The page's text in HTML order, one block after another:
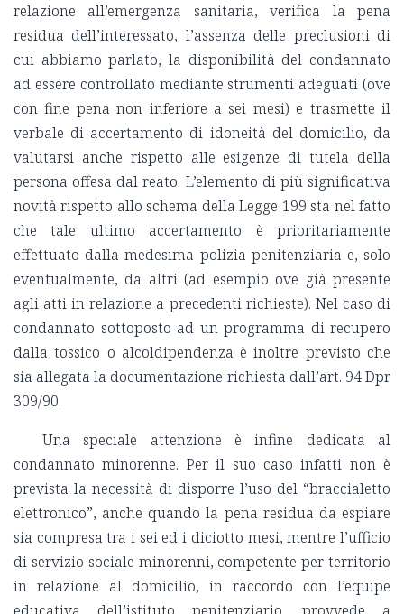
relazione all’emergenza sanitaria, verifica la pena
residua dell’interessato, l’assenza delle preclusioni di
cui abbiamo parlato, la disponibilità del condannato
ad essere controllato mediante strumenti adeguati (ove
con fine pena non inferiore a sei mesi) e trasmette il
verbale di accertamento di idoneità del domicilio, da
valutarsi anche rispetto alle esigenze di tutela della
persona offesa dal reato. L’elemento di più significativa
novità rispetto allo schema della Legge 199 sta nel fatto
che tale ultimo accertamento è prioritariamente
effettuato dalla medesima polizia penitenziaria e, solo
eventualmente, da altri (ad esempio ove già presente
agli atti in relazione a precedenti richieste). Nel caso di
condannato sottoposto ad un programma di recupero
dalla tossico o alcoldipendenza è inoltre previsto che
sia allegata la documentazione richiesta dall’art. 94 Dpr
309/90.
Una speciale attenzione è infine dedicata al
condannato minorenne. Per il suo caso infatti non è
prevista la necessità di disporre l’uso del “braccialetto
elettronico”, anche quando la pena residua da espiare
sia compresa tra i sei ed i diciotto mesi, mentre l’ufficio
di servizio sociale minorenni, competente per territorio
in relazione al domicilio, in raccordo con l’equipe